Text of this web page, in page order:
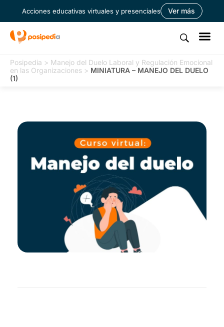
Acciones educativas virtuales y presenciales Ver más
Posipedia > Manejo del Duelo Laboral y Regulación Emocional
en las Organizaciones > MINIATURA – MANEJO DEL DUELO
(1)